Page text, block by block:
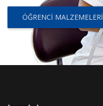
ÖĞRENCI MALZEMELERI